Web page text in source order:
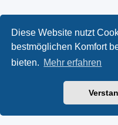
Diese Website nutzt
bestmöglichen Komfort
bieten. Mehr erfahren